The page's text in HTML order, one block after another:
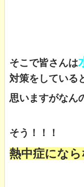
そこで皆さんは
対策をしている
思いますがなん
そう！！！
熱中症になら